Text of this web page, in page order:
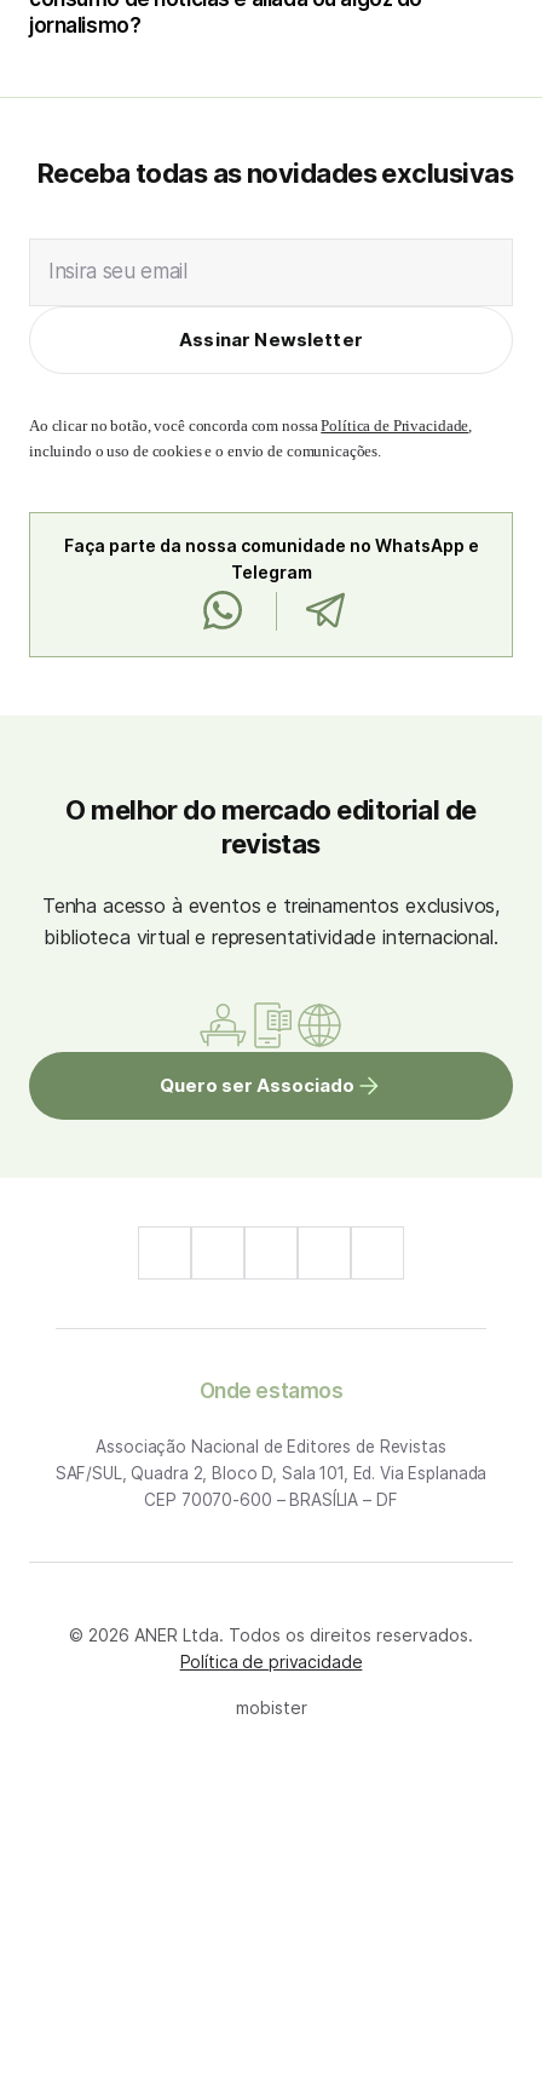
jornalismo?
Receba todas as novidades exclusivas
Insira seu email
Assinar Newsletter
Ao clicar no botão, você concorda com nossaPolítica de Privacidade,
incluindo o uso de cookies e o envio de comunicações.
Faça parte da nossa comunidade no WhatsApp e
Telegram
O melhor do mercado editorial de
revistas
Tenha acesso à eventos e treinamentos exclusivos,
biblioteca virtual e representatividade internacional.
Quero ser Associado
Onde estamos
Associação Nacional de Editores de Revistas
SAF/SUL, Quadra 2, Bloco D, Sala 101, Ed. Via Esplanada
CEP 70070-600 – BRASÍLIA – DF
© 2026 ANER Ltda. Todos os direitos reservados.
Política de privacidade
mobister